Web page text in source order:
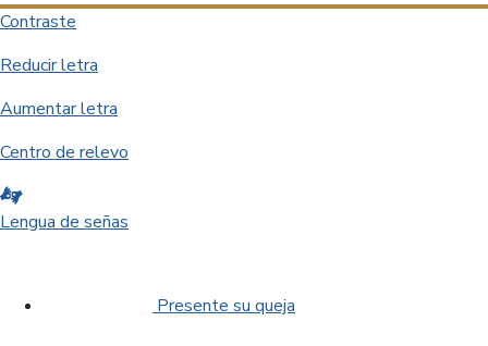
Contraste
Reducir letra
Aumentar letra
Centro de relevo
Lengua de señas
Presente su queja